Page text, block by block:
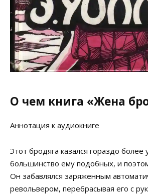
О чем книга «Жена
Аннотация к аудиокниге
Этот бродяга казался гораздо
большинство ему подобных, и
Он забавлялся заряженным
револьвером, перебрасывая его с